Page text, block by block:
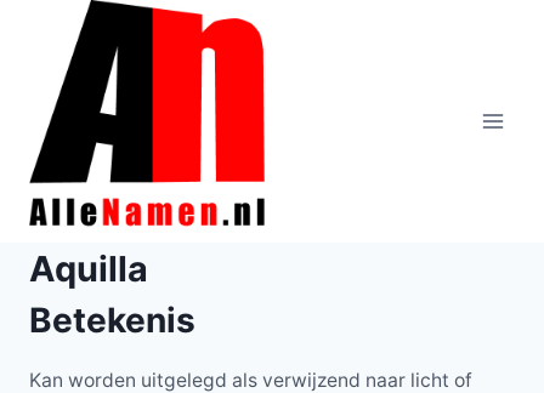
Doorgaan
inhoud
Aquilla
Betekenis
Kan worden uitgelegd als verwijzend naar licht of